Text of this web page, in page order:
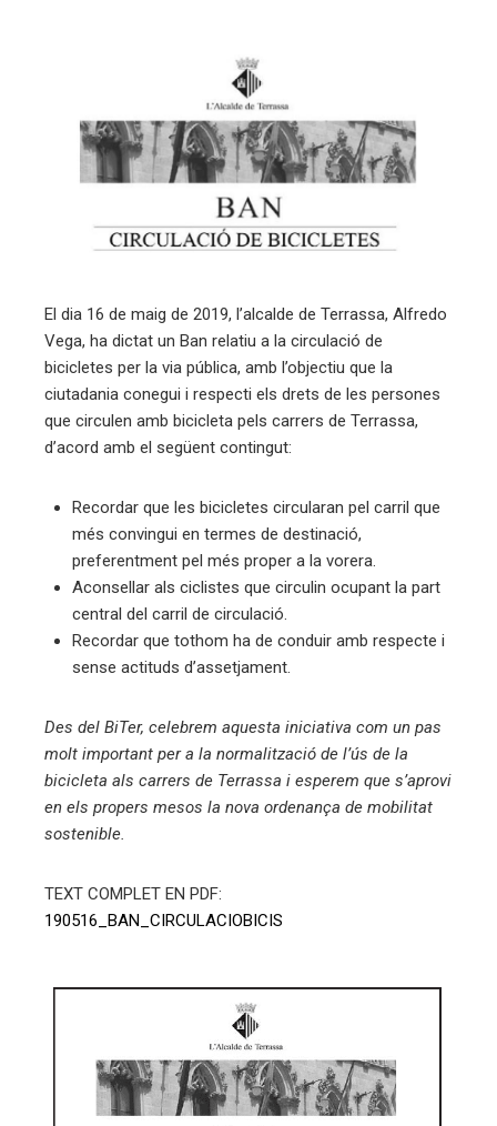
El dia 16 de maig de 2019, l’alcalde de Terrassa, Alfredo
Vega, ha dictat un Ban relatiu a la circulació de
bicicletes per la via pública, amb l’objectiu que la
ciutadania conegui i respecti els drets de les persones
que circulen amb bicicleta pels carrers de Terrassa,
d’acord amb el següent contingut:
Recordar que les bicicletes circularan pel carril que
més convingui en termes de destinació,
preferentment pel més proper a la vorera.
Aconsellar als ciclistes que circulin ocupant la part
central del carril de circulació.
Recordar que tothom ha de conduir amb respecte i
sense actituds d’assetjament.
Des del BiTer, celebrem aquesta iniciativa com un pas
molt important per a la normalització de l’ús de la
bicicleta als carrers de Terrassa i esperem que s’aprovi
en els propers mesos la nova ordenança de mobilitat
sostenible.
TEXT COMPLET EN PDF:
190516_BAN_CIRCULACIOBICIS